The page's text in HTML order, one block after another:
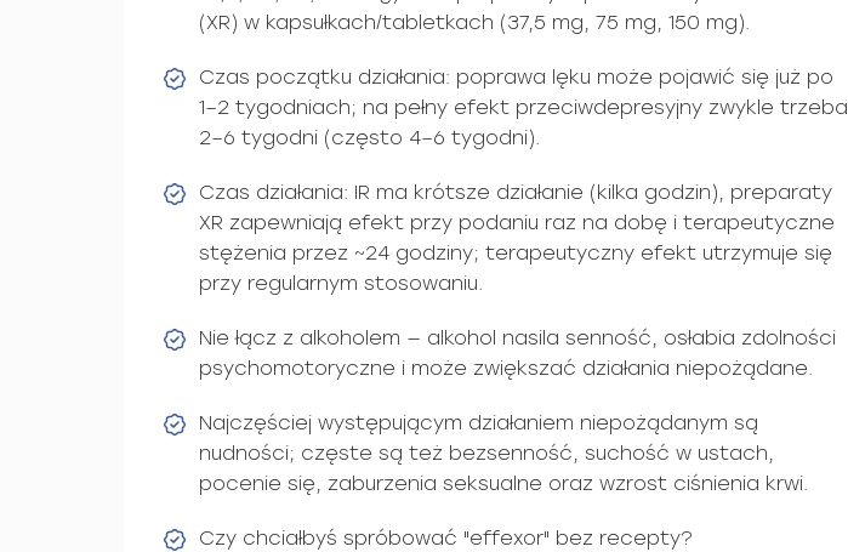
(XR) w kapsułkach/tabletkach (37,5 mg, 75 mg, 150 mg).
Czas początku działania: poprawa lęku może pojawić się już po
1–2 tygodniach; na pełny efekt przeciwdepresyjny zwykle trzeba
2–6 tygodni (często 4–6 tygodni).
Czas działania: IR ma krótsze działanie (kilka godzin), preparaty
XR zapewniają efekt przy podaniu raz na dobę i terapeutyczne
stężenia przez ~24 godziny; terapeutyczny efekt utrzymuje się
przy regularnym stosowaniu.
Nie łącz z alkoholem — alkohol nasila senność, osłabia zdolności
psychomotoryczne i może zwiększać działania niepożądane.
Najczęściej występującym działaniem niepożądanym są
nudności; częste są też bezsenność, suchość w ustach,
pocenie się, zaburzenia seksualne oraz wzrost ciśnienia krwi.
Czy chciałbyś spróbować "effexor" bez recepty?